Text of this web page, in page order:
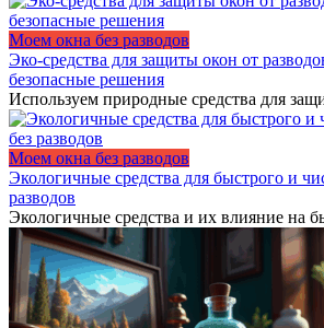
Моем окна без разводов
Эко-средства для защиты окон от
безопасные решения
Используем природные средства для
Моем окна без разводов
Экологичные средства для быстрого и
разводов
Экологичные средства и их влияние на